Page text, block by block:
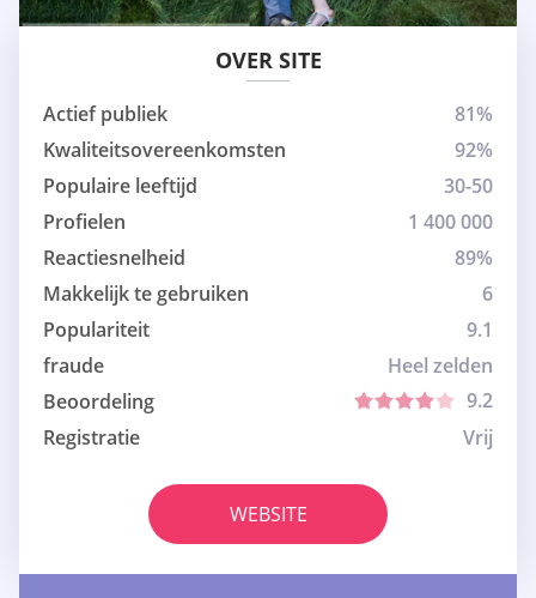
OVER SITE
Actief publiek
81%
Kwaliteitsovereenkomsten
92%
Populaire leeftijd
30-50
Profielen
1 400 000
Reactiesnelheid
89%
Makkelijk te gebruiken
6
Populariteit
9.1
fraude
Heel zelden
Beoordeling
9.2
Registratie
Vrij
WEBSITE